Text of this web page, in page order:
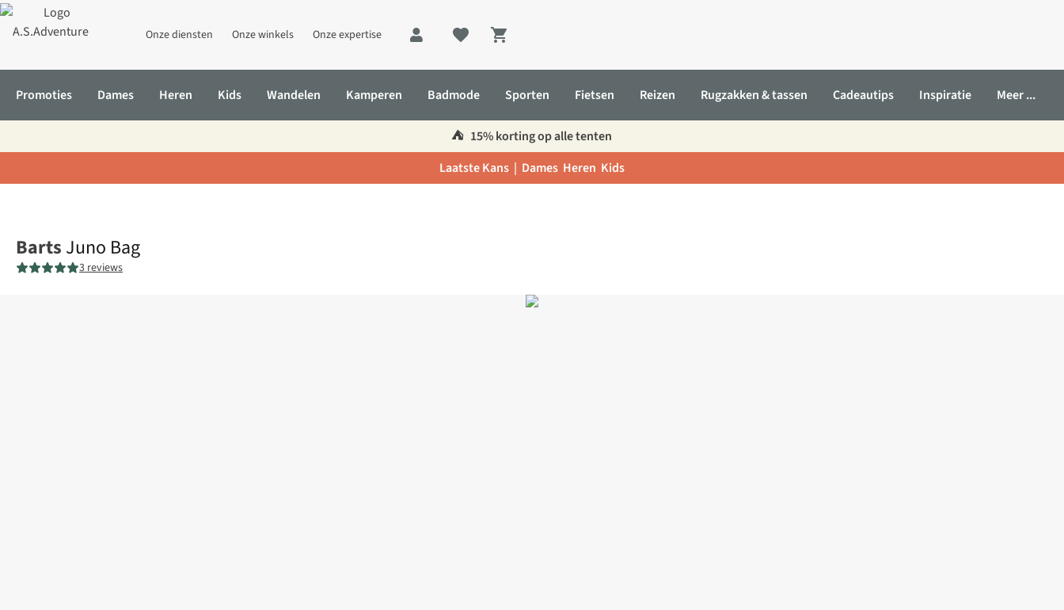
Onze diensten Onze winkels Onze expertise
Shopping cart
Promoties Dames Heren Kids Wandelen Kamperen Badmode Sporten Fietsen Reizen Rugzakken & tassen Cadeautips Inspiratie Meer ...
⛺️ 15% korting op alle tenten
Laatste Kans | Dames Heren Kids
Barts Juno Bag
3 reviews